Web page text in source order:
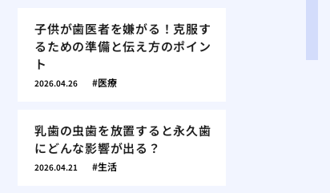
子供が歯医者を嫌がる！克服す
るための準備と伝え方のポイン
ト
2026.04.26 医療
乳歯の虫歯を放置すると永久歯
にどんな影響が出る？
2026.04.21 生活